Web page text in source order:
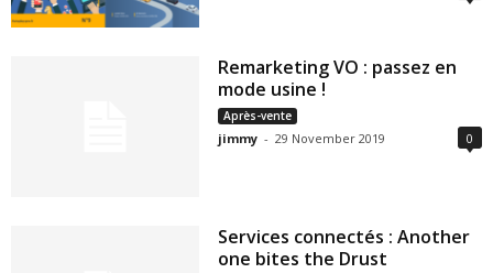
Remarketing VO : passez en
mode usine !
Après-vente
jimmy - 29 November 2019 0
Services connectés : Another
one bites the Drust